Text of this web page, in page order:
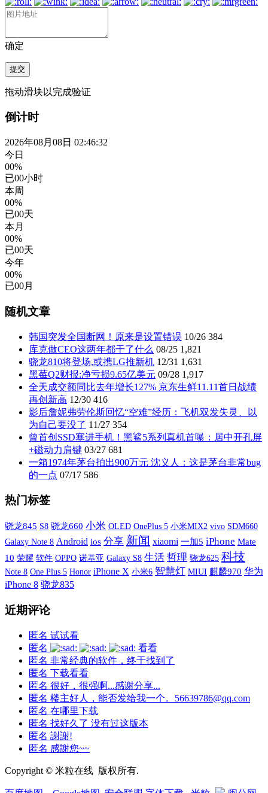
确定
提交
拖动滑块以完成验证
倒计时
2026年08月08日 02:46:32
今日
00%
已00小时
本周
00%
已00天
本月
00%
已00天
今年
00%
已00月
随机文章
韩国突发全国断网！原来是设置错误 10/26 384
库克做CEO这两年都干了什么 08/25 1,821
骁龙810将登场,或携LG推新机 12/31 1,631
黑莓Q2财报:净亏损9.65亿美元 09/28 1,917
全天成交额同比去年增长127% 京东生鲜11.11首日战绩
再创新高 12/30 416
影后詹妮弗劳伦斯回忆“空难”经历：飞机双发失灵、以
为自己要没了 11/27 354
曾首创SSD塞进手机！黑鲨5系列真机首曝：居中开孔屏
+磁动力肩键 03/27 681
一箱1974年茅台拍出900万元 沈义人：这是茅台非常bug
的一点 07/17 586
热门标签
骁龙845 S8 骁龙660 小米 OLED OnePlus 5 小米MIX2 vivo SDM660
Galaxy Note 8 Android ios 分享 新闻 xiaomi 一加5 iPhone Mate
10 荣耀 软件 OPPO 诺基亚 Galaxy S8 生活 哲理 骁龙625 科技
Note 8 One Plus 5 Honor iPhone X 小米6 智慧灯 MIUI 麒麟970 华为
iPhone 8 骁龙835
近期评论
匿名 试试看
匿名
看看
匿名 非常经典的软件，终于找到了
匿名 下载看看
匿名 很好，很强啊...感谢分享...
匿名 楼主好人，能否发给我一个。56639786@qq.com
匿名 在哪里下载
匿名 找好久了 没有过这版本
匿名 謝謝!
匿名 感謝您~~
Copyright © 米粒在线 版权所有.